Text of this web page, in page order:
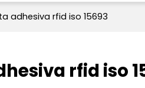
adhesiva rfid iso 15693
rfid iso